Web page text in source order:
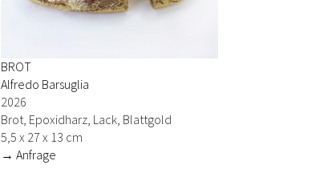
BROT
Alfredo Barsuglia
2026
Brot, Epoxidharz, Lack, Blattgold
5,5 x 27 x 13 cm
→ Anfrage